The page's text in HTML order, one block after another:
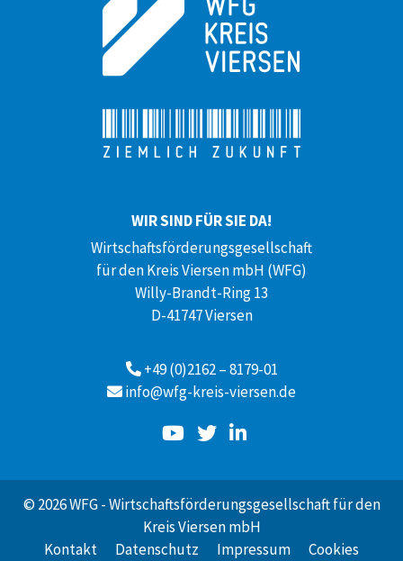
WIR SIND FÜR SIE DA!
Wirtschaftsförderungsgesellschaft
für den Kreis Viersen mbH (WFG)
Willy-Brandt-Ring 13
D-41747 Viersen
+49 (0)2162 – 8179-01
info@wfg-kreis-viersen.de
© 2026 WFG - Wirtschaftsförderungsgesellschaft für den
Kreis Viersen mbH
Kontakt
Datenschutz Impressum Cookies